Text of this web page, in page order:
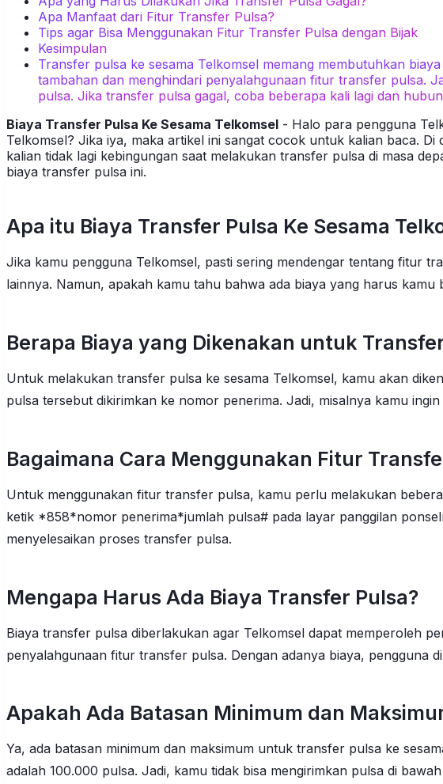
Apa Manfaat dari Fitur Transfer Pulsa?
Tips agar Bisa Menggunakan Fitur Transfer Pulsa dengan Bijak
Kesimpulan
Transfer pulsa ke sesama Telkomsel memang membutuhkan
tambahan dan menghindari penyalahgunaan fitur transfer pulsa.
pulsa. Jika transfer pulsa gagal, coba beberapa kali lagi dan
Biaya Transfer Pulsa Ke Sesama Telkomsel - Halo para pengguna
Telkomsel? Jika iya, maka artikel ini sangat cocok untuk kalian baca.
kalian tidak lagi kebingungan saat melakukan transfer pulsa di masa
biaya transfer pulsa ini.
Apa itu Biaya Transfer Pulsa Ke Sesama
Jika kamu pengguna Telkomsel, pasti sering mendengar tentang fitur
lainnya. Namun, apakah kamu tahu bahwa ada biaya yang harus
Berapa Biaya yang Dikenakan untuk
Untuk melakukan transfer pulsa ke sesama Telkomsel, kamu akan
pulsa tersebut dikirimkan ke nomor penerima. Jadi, misalnya kamu
Bagaimana Cara Menggunakan Fitur
Untuk menggunakan fitur transfer pulsa, kamu perlu melakukan
ketik *858*nomor penerima*jumlah pulsa# pada layar panggilan
menyelesaikan proses transfer pulsa.
Mengapa Harus Ada Biaya Transfer Pulsa?
Biaya transfer pulsa diberlakukan agar Telkomsel dapat memperoleh
penyalahgunaan fitur transfer pulsa. Dengan adanya biaya, pengguna
Apakah Ada Batasan Minimum dan
Ya, ada batasan minimum dan maksimum untuk transfer pulsa ke
adalah 100.000 pulsa. Jadi, kamu tidak bisa mengirimkan pulsa di